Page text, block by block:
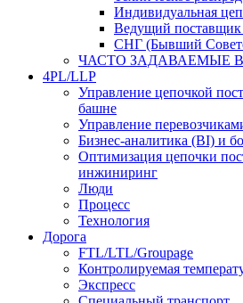
Индивидуальная
Ведущий поставщик
СНГ (Бывший
ЧАСТО ЗАДАВАЕМЫЕ
4PL/LLP
Управление цепочкой
башне
Управление
Бизнес-аналитика (BI) и
Оптимизация цепочки
инжиниринг
Люди
Процесс
Технология
Дорога
FTL/LTL/Groupage
Контролируемая
Экспресс